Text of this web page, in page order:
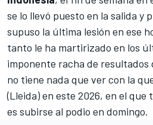
se lo llevó puesto en la salida y
supuso la última lesión en ese
tanto le ha martirizado en los
imponente racha de resultados
no tiene nada que ver con la
(Lleida) en este 2026, en el que
es subirse al podio en domingo.